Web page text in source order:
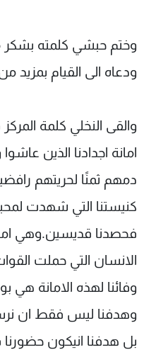
وختم حبشي كلمته بشكر
ودعاه الى القيام بمزيد
والقى النخلي كلمة المركز
امانة اجدادنا الذين
دمهم ثمنًا لحريتهم
كنيستنا التي شهدت
فحصدنا قديسين.وهي
الانسان التي حملت
وفائنا لهذه الامانة هي
وهدفنا ليس فقط ان
بل هدفنا انيكون